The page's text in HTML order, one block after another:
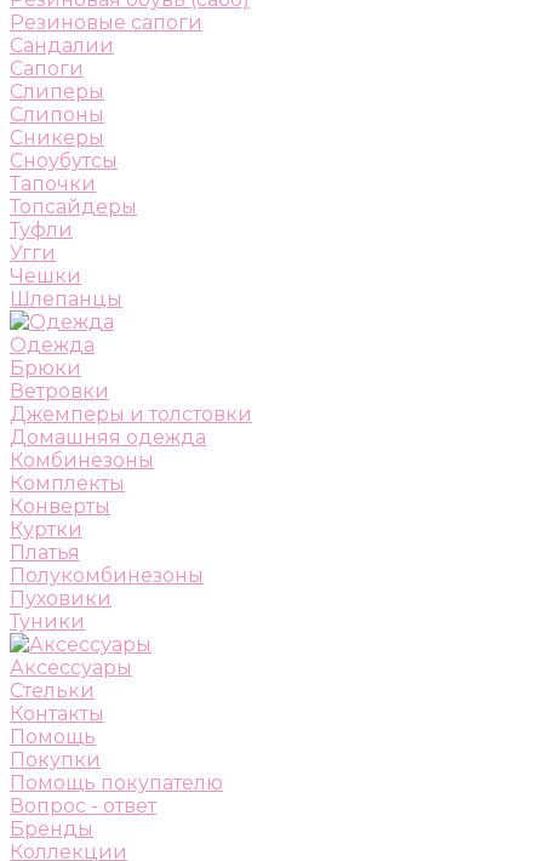
Резиновые сапоги
Сандалии
Сапоги
Слиперы
Слипоны
Сникеры
Сноубутсы
Тапочки
Топсайдеры
Туфли
Угги
Чешки
Шлепанцы
Одежда
Брюки
Ветровки
Джемперы и толстовки
Домашняя одежда
Комбинезоны
Комплекты
Конверты
Куртки
Платья
Полукомбинезоны
Пуховики
Туники
Аксессуары
Стельки
Контакты
Помощь
Покупки
Помощь покупателю
Вопрос - ответ
Бренды
Коллекции